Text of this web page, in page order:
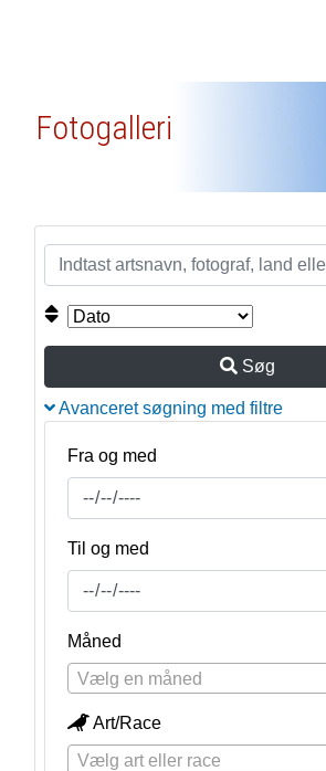
Fotogalleri
Søg
Avanceret søgning med filtre
Fra og med
Til og med
Måned
Vælg en måned
Art/Race
Vælg art eller race